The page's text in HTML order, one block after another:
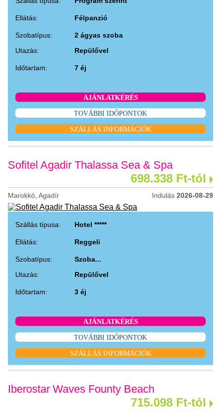
Ellátás: Félpanzió
Szobatípus:
2 ágyas szoba
Utazás:
Repülővel
Időtartam: 7 éj
AJÁNLATKÉRÉS
TOVÁBBI IDŐPONTOK
SZÁLLÁS INFORMÁCIÓK
Sofitel Agadir Thalassa Sea & Spa
698.338 Ft-tól
Marokkó, Agadír Indulás 2026-08-29
Szállás típusa: Hotel *****
Ellátás: Reggeli
Szobatípus:
Szoba...
Utazás:
Repülővel
Időtartam: 3 éj
AJÁNLATKÉRÉS
TOVÁBBI IDŐPONTOK
SZÁLLÁS INFORMÁCIÓK
Iberostar Waves Founty Beach
715.098 Ft-tól